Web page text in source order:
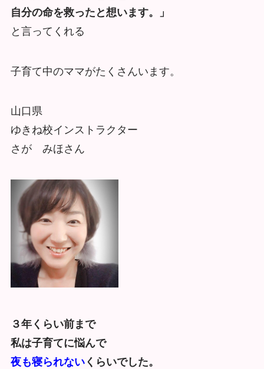
自分の命を救ったと想います。」
と言ってくれる
子育て中のママがたくさんいます。
山口県
ゆきね校インストラクター
さが みほさん
３年くらい前まで
私は子育てに悩んで
夜も寝られないくらいでした。